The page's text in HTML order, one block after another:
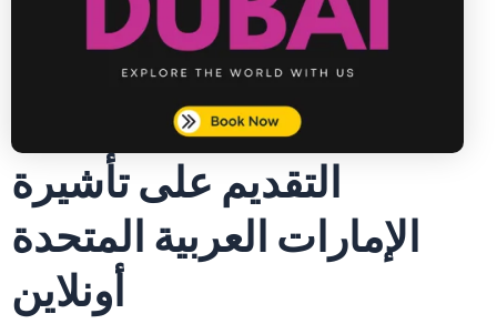
التقديم على تأشيرة
الإمارات العربية المتحدة
أونلاين